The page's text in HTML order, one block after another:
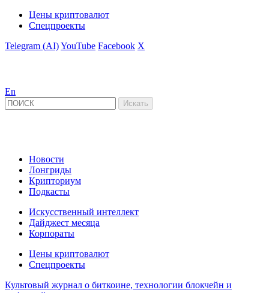
Цены криптовалют
Спецпроекты
Telegram (AI)YouTube Facebook X
En
Новости
Лонгриды
Крипториум
Подкасты
Искусственный интеллект
Дайджест месяца
Корпораты
Цены криптовалют
Спецпроекты
Культовый журнал о биткоине, технологии блокчейн и